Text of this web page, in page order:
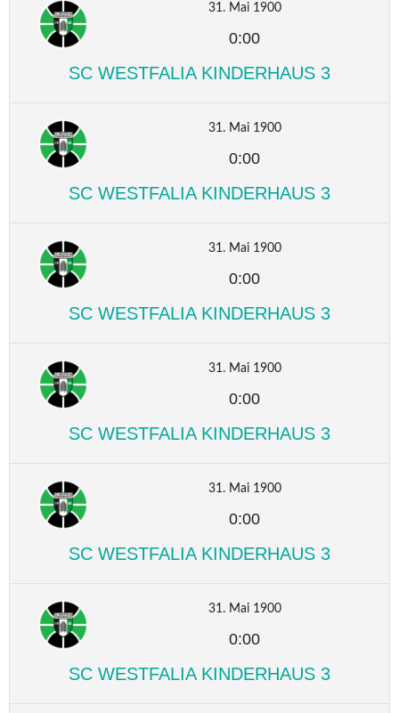
31. Mai 1900
0:00
SC WESTFALIA KINDERHAUS 3
31. Mai 1900
0:00
SC WESTFALIA KINDERHAUS 3
31. Mai 1900
0:00
SC WESTFALIA KINDERHAUS 3
31. Mai 1900
0:00
SC WESTFALIA KINDERHAUS 3
31. Mai 1900
0:00
SC WESTFALIA KINDERHAUS 3
31. Mai 1900
0:00
SC WESTFALIA KINDERHAUS 3